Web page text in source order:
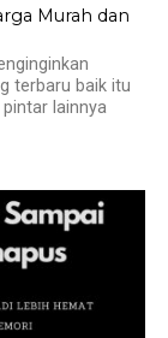
Murah dan
terbaru baik itu
lainnya